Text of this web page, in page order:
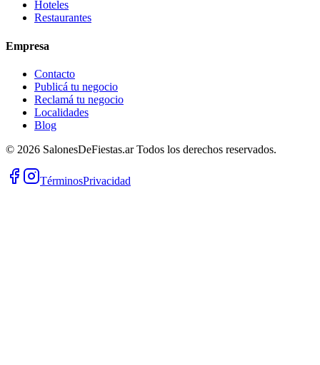
Hoteles
Restaurantes
Empresa
Contacto
Publicá tu negocio
Reclamá tu negocio
Localidades
Blog
© 2026 SalonesDeFiestas.arTodos los derechos reservados.
TérminosPrivacidad